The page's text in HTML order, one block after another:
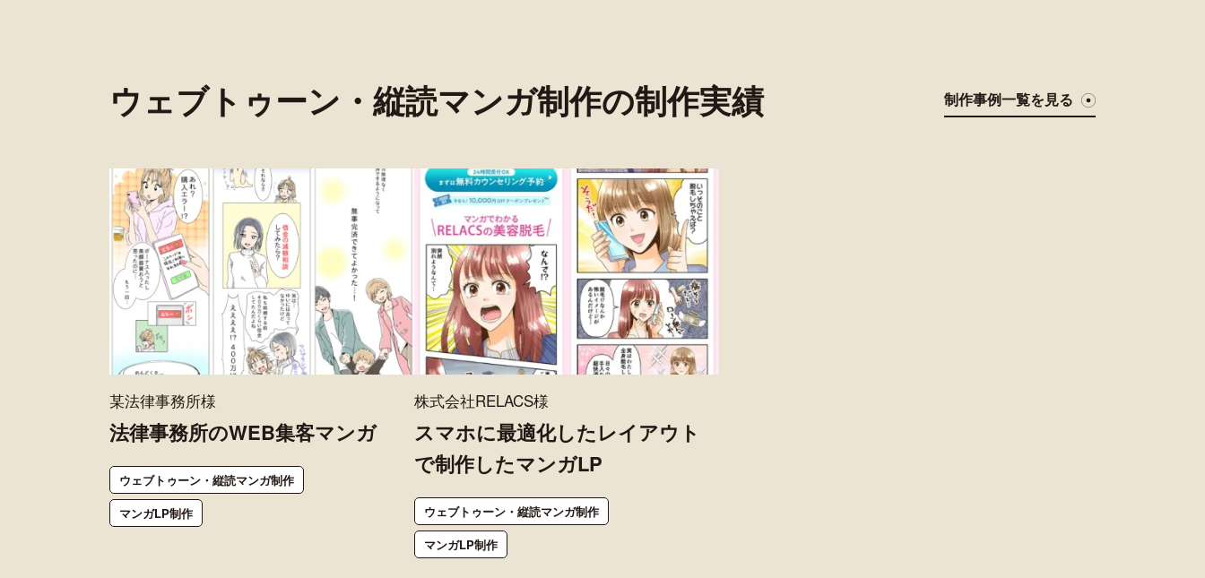
ウェブトゥーン・縦読マンガ制作の制作実績 制作事例一覧を見る
某法律事務所様
法律事務所のWEB集客マンガ
ウェブトゥーン・縦読マンガ制作
マンガLP制作
株式会社RELACS様
スマホに最適化したレイアウト
で制作したマンガLP
ウェブトゥーン・縦読マンガ制作
マンガLP制作